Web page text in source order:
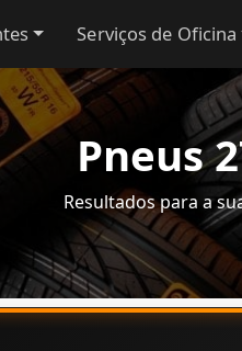
Serviços de Oficina
Pneus
Resultados para a